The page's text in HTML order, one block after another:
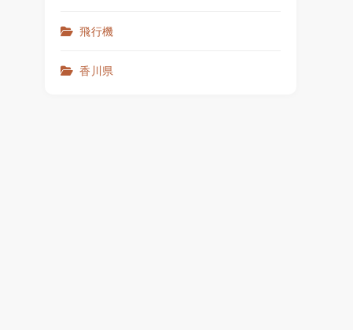
飛行機
香川県